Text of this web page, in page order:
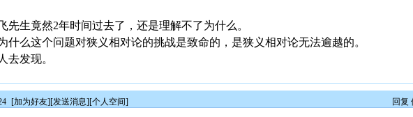
先生竟然2年时间过去了，还是理解不了为什么。
什么这个问题对狭义相对论的挑战是致命的，是狭义相对论无法逾越的。
去发现。
[加为好友][发送消息][个人空间] 回复